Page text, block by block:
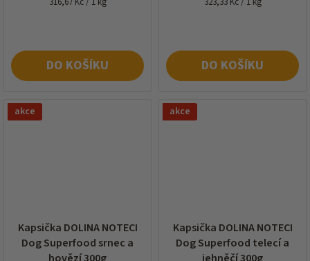
DO KOŠÍKU DO KOŠÍKU
akce
Kapsička DOLINA NOTECI
Dog Superfood srnec a
akce
Kapsička DOLINA NOTECI
Dog Superfood telecí a